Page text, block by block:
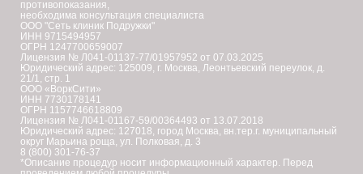
противопоказания,
необходима консультация специалиста
ООО "Сеть клиник Подружки"
ИНН 9715494957
ОГРН 1247700659007
Лицензия № Л041-01137-77/01957952 от 07.03.2025
Юридический адрес: 125009, г. Москва, Леонтьевский переулок, д.
21/1, стр. 1
ООО «ВоркСити»
ИНН 7730178141
ОГРН 1157746618809
Лицензия № Л041-01167-59/00364493 от 13.07.2018
Юридический адрес: 127018, город Москва, вн.тер.г. муниципальный
округ Марьина роща, ул. Полковая, д. 3
8 (800) 301-76-37
*Описание процедур носит информационный характер. Перед